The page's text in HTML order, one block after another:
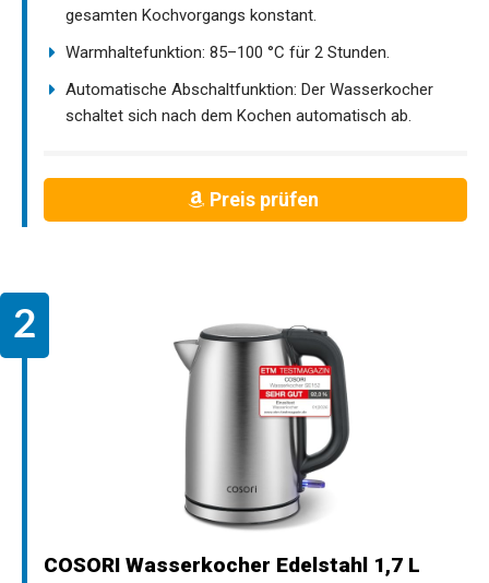
gesamten Kochvorgangs konstant.
Warmhaltefunktion: 85–100 °C für 2 Stunden.
Automatische Abschaltfunktion: Der Wasserkocher
schaltet sich nach dem Kochen automatisch ab.
Preis prüfen
COSORI Wasserkocher Edelstahl 1,7 L